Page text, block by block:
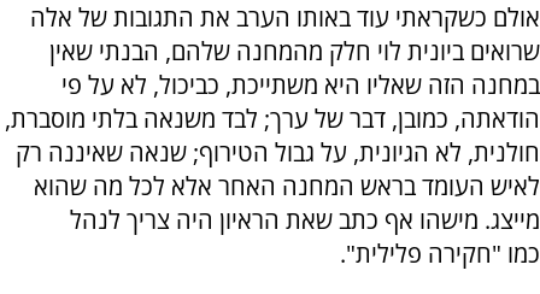
אולם כשקראתי עוד באותו הערב את התגובות של אלה
שרואים ביונית לוי חלק מהמחנה שלהם, הבנתי שאין
במחנה הזה שאליו היא משתייכת, כביכול, לא על פי
הודאתה, כמובן, דבר של ערך; לבד משנאה בלתי מוסברת,
חולנית, לא הגיונית, על גבול הטירוף; שנאה שאיננה רק
לאיש העומד בראש המחנה האחר אלא לכל מה שהוא
מייצג. מישהו אף כתב שאת הראיון היה צריך לנהל
כמו "חקירה פלילית".